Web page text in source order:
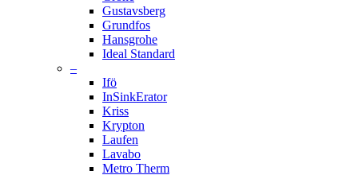
Gustavsberg
Grundfos
Hansgrohe
Ideal Standard
–
Ifö
InSinkErator
Kriss
Krypton
Laufen
Lavabo
Metro Therm